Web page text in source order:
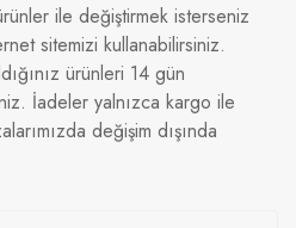
ile değiştirmek isterseniz
sitemizi kullanabilirsiniz.
ürünleri 14 gün
İadeler yalnızca kargo ile
değişim dışında